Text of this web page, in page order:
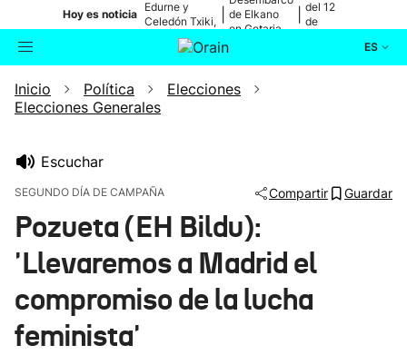
Hoy es noticia
Edurne y
Celedón Txiki,
en directo
de Elkano
en Getaria
del 12
de
ES
Buscador Actualidad
Ikusmiran
Eguraldia
Inicio Política
Elecciones
Elecciones Generales
Escuchar
SEGUNDO DÍA DE CAMPAÑA Compartir Guardar
Pozueta (EH Bildu):
'Llevaremos a Madrid el
compromiso de la lucha
feminista'